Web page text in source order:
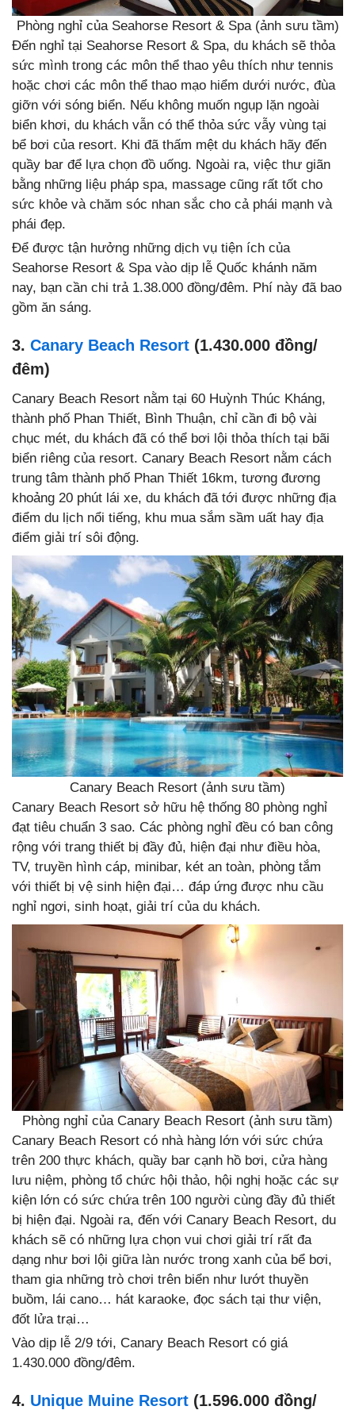
Phòng nghỉ của Seahorse Resort & Spa (ảnh sưu tầm)
Đến nghỉ tại Seahorse Resort & Spa, du khách sẽ thỏa
sức mình trong các môn thể thao yêu thích như tennis
hoặc chơi các môn thể thao mạo hiểm dưới nước, đùa
giỡn với sóng biển. Nếu không muốn ngụp lặn ngoài
biển khơi, du khách vẫn có thể thỏa sức vẫy vùng tại
bể bơi của resort. Khi đã thấm mệt du khách hãy đến
quầy bar để lựa chọn đồ uống. Ngoài ra, việc thư giãn
bằng những liệu pháp spa, massage cũng rất tốt cho
sức khỏe và chăm sóc nhan sắc cho cả phái mạnh và
phái đẹp.
Để được tận hưởng những dịch vụ tiện ích của
Seahorse Resort & Spa vào dịp lễ Quốc khánh năm
nay, bạn cần chi trả 1.38.000 đồng/đêm. Phí này đã bao
gồm ăn sáng.
3. Canary Beach Resort (1.430.000 đồng/
đêm)
Canary Beach Resort nằm tại 60 Huỳnh Thúc Kháng,
thành phố Phan Thiết, Bình Thuận, chỉ cần đi bộ vài
chục mét, du khách đã có thể bơi lội thỏa thích tại bãi
biển riêng của resort. Canary Beach Resort nằm cách
trung tâm thành phố Phan Thiết 16km, tương đương
khoảng 20 phút lái xe, du khách đã tới được những địa
điểm du lịch nổi tiếng, khu mua sắm sầm uất hay địa
điểm giải trí sôi động.
Canary Beach Resort (ảnh sưu tầm)
Canary Beach Resort sở hữu hệ thống 80 phòng nghỉ
đạt tiêu chuẩn 3 sao. Các phòng nghỉ đều có ban công
rộng với trang thiết bị đầy đủ, hiện đại như điều hòa,
TV, truyền hình cáp, minibar, két an toàn, phòng tắm
với thiết bị vệ sinh hiện đại… đáp ứng được nhu cầu
nghỉ ngơi, sinh hoạt, giải trí của du khách.
Phòng nghỉ của Canary Beach Resort (ảnh sưu tầm)
Canary Beach Resort có nhà hàng lớn với sức chứa
trên 200 thực khách, quầy bar cạnh hồ bơi, cửa hàng
lưu niệm, phòng tổ chức hội thảo, hội nghị hoặc các sự
kiện lớn có sức chứa trên 100 người cùng đầy đủ thiết
bị hiện đại. Ngoài ra, đến với Canary Beach Resort, du
khách sẽ có những lựa chọn vui chơi giải trí rất đa
dạng như bơi lội giữa làn nước trong xanh của bể bơi,
tham gia những trò chơi trên biển như lướt thuyền
buồm, lái cano… hát karaoke, đọc sách tại thư viện,
đốt lửa trại…
Vào dịp lễ 2/9 tới, Canary Beach Resort có giá
1.430.000 đồng/đêm.
4. Unique Muine Resort (1.596.000 đồng/